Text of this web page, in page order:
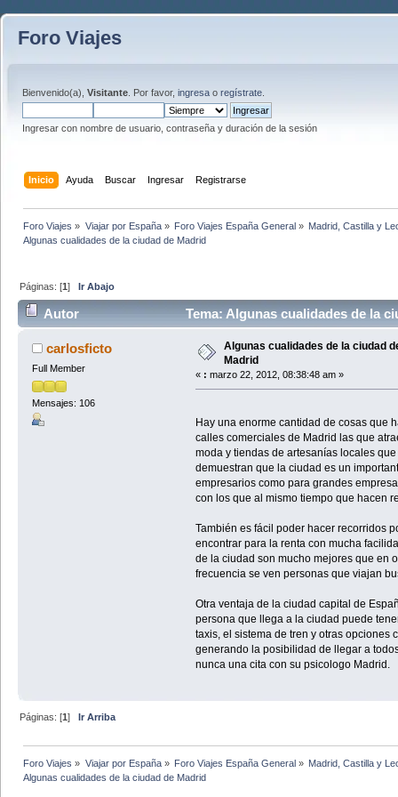
Foro Viajes
Bienvenido(a), Visitante . Por favor, ingresa o regístrate
Ingresar con nombre de usuario, contraseña y duración de la sesión
Inicio Ayuda Buscar Ingresar Registrarse
Foro Viajes » Viajar por España» Foro Viajes España General» Madrid, Castilla y
Algunas cualidades de la ciudad de Madrid
Páginas: [1]Ir Abajo
Autor Tema: Algunas cualidades de la
carlosficto
Full Member
Mensajes: 106
Algunas cualidades de la ciudad
Madrid
« : marzo 22, 2012, 08:38:48 am »
Hay una enorme cantidad de cosas que
calles comerciales de Madrid las que
moda y tiendas de artesanías locales
demuestran que la ciudad es un
empresarios como para grandes
con los que al mismo tiempo que hacen
También es fácil poder hacer recorridos
encontrar para la renta con mucha
de la ciudad son mucho mejores que en
frecuencia se ven personas que viajan
Otra ventaja de la ciudad capital de
persona que llega a la ciudad puede
taxis, el sistema de tren y otras opciones
generando la posibilidad de llegar a
nunca una cita con su psicologo Madrid.
Páginas: [1] Ir Arriba
Foro Viajes » Viajar por España» Foro Viajes España General » Madrid, Castilla y
Algunas cualidades de la ciudad de Madrid